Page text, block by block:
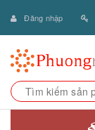
Đăng nhập